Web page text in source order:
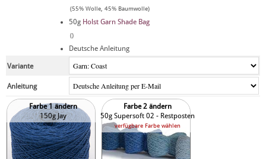
(55% Wolle, 45% Baumwolle)
50g Holst Garn Shade Bag
()
Deutsche Anleitung
Variante
Anleitung
Farbe 1 ändern
150g Jay
Farbe 2 ändern
50g Supersoft 02 - Restposten
verfügbare Farbe wählen